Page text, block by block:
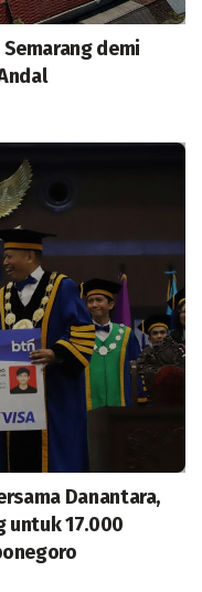
Semarang demi
Danantara,
untuk 17.000